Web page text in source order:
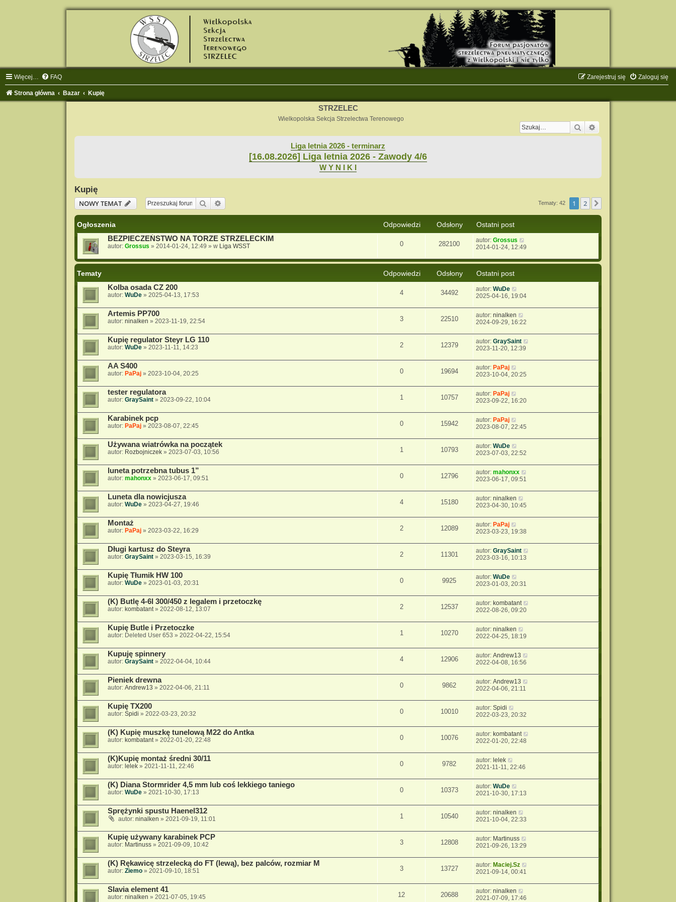
Więcej… FAQ Zaloguj się
Zarejestruj się
Strona główna Bazar Kupię
STRZELEC
Wielkopolska Sekcja Strzelectwa Terenowego
Szukaj
Liga letnia 2026 - terminarz
[16.08.2026] Liga letnia 2026 - Zawody 4/6
W Y N I K I
Kupię
NOWY TEMAT
Szukaj Tematy: 42 1 2
Ogłoszenia Odpowiedzi Odsłony
Ostatni post
BEZPIECZEŃSTWO NA TORZE STRZELECKIM
autor: Grossus » 2014-01-24, 12:49 » w Liga WSST 0 282100 autor:Grossus
2014-01-24, 12:49
Tematy Odpowiedzi Odsłony
Ostatni post
Kolba osada CZ 200
autor: WuDe» 2025-04-13, 17:53 4 34492 autor:WuDe
2025-04-16, 19:04
Artemis PP700
autor: ninalken » 2023-11-19, 22:54 3 22510 autor:ninalken
2024-09-29, 16:22
Kupię regulator Steyr LG 110
autor: WuDe» 2023-11-11, 14:23 2 12379 autor:GraySaint
2023-11-20, 12:39
AA S400
autor: PaPaj» 2023-10-04, 20:25 0 19694 autor:PaPaj
2023-10-04, 20:25
tester regulatora
autor: GraySaint» 2023-09-22, 10:04 1 10757 autor:PaPaj
2023-09-22, 16:20
Karabinek pcp
autor: PaPaj» 2023-08-07, 22:45 0 15942 autor:PaPaj
2023-08-07, 22:45
Używana wiatrówka na początek
autor: Rozbojniczek» 2023-07-03, 10:56 1 10793 autor:WuDe
2023-07-03, 22:52
luneta potrzebna tubus 1”
autor: mahonxx» 2023-06-17, 09:51 0 12796 autor:mahonxx
2023-06-17, 09:51
Luneta dla nowicjusza
autor: WuDe» 2023-04-27, 19:46 4 15180 autor:ninalken
2023-04-30, 10:45
Montaż
autor: PaPaj» 2023-03-22, 16:29 2 12089 autor:PaPaj
2023-03-23, 19:38
Długi kartusz do Steyra
autor: GraySaint» 2023-03-15, 16:39 2 11301 autor:GraySaint
2023-03-16, 10:13
Kupię Tłumik HW 100
autor: WuDe» 2023-01-03, 20:31 0 9925 autor:WuDe
2023-01-03, 20:31
(K) Butlę 4-6l 300/450 z legalem i przetoczkę
autor: kombatant» 2022-08-12, 13:07 2 12537 autor:kombatant
2022-08-26, 09:20
Kupię Butle i Przetoczke
autor: Deleted User 653 » 2022-04-22, 15:54 1 10270 autor:ninalken
2022-04-25, 18:19
Kupuję spinnery
autor: GraySaint» 2022-04-04, 10:44 4 12906 autor:Andrew13
2022-04-08, 16:56
Pieniek drewna
autor: Andrew13 » 2022-04-06, 21:11 0 9862 autor:Andrew13
2022-04-06, 21:11
Kupię TX200
autor: Spidi » 2022-03-23, 20:32 0 10010 autor:Spidi
2022-03-23, 20:32
(K) Kupię muszkę tunelową M22 do Antka
autor: kombatant» 2022-01-20, 22:48 0 10076 autor:kombatant
2022-01-20, 22:48
(K)Kupię montaż średni 30/11
autor: lelek» 2021-11-11, 22:46 0 9782 autor:lelek
2021-11-11, 22:46
(K) Diana Stormrider 4,5 mm lub coś lekkiego taniego
autor: WuDe» 2021-10-30, 17:13 0 10373 autor:WuDe
2021-10-30, 17:13
Sprężynki spustu Haenel312
autor: ninalken » 2021-09-19, 11:01 1 10540 autor:ninalken
2021-10-04, 22:33
Kupię używany karabinek PCP
autor: Martinuss» 2021-09-09, 10:42 3 12808 autor: Martinuss
2021-09-26, 13:29
(K) Rękawicę strzelecką do FT (lewą), bez palców, rozmiar M
autor: Ziemo» 2021-09-10, 18:51 3 13727 autor:Maciej.Sz
2021-09-14, 00:41
Slavia element 41
autor: ninalken » 2021-07-05, 19:45 12 20688 autor:ninalken
2021-07-09, 17:46